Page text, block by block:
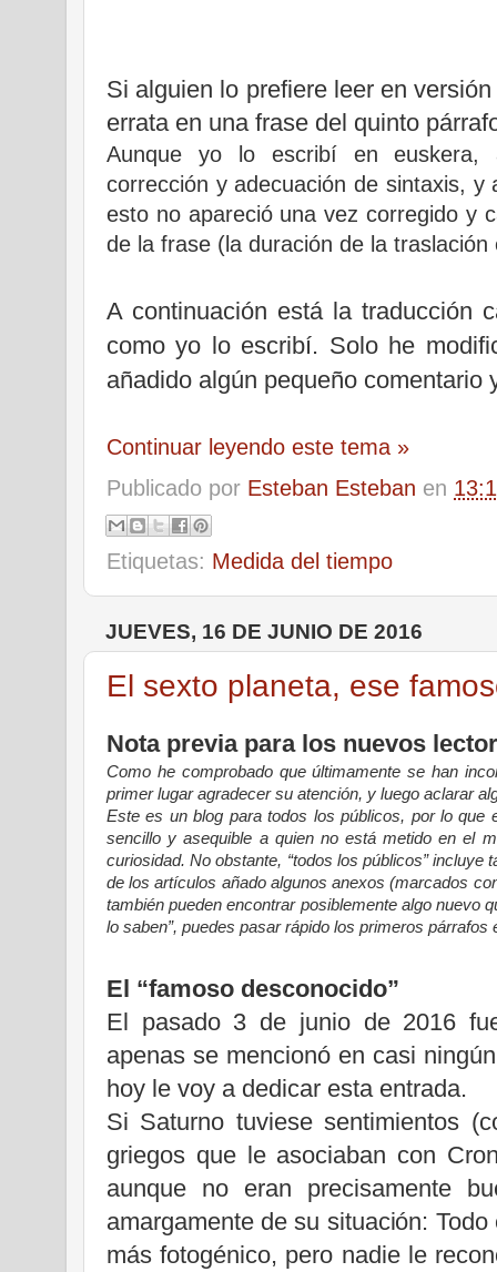
Si alguien lo prefiere leer en
errata en una frase del quinto
Aunque yo lo escribí en euskera,
corrección y adecuación de sintaxis, y
esto no apareció una vez corregido y
de la frase (la duración de la
A continuación está la traducción
como yo lo escribí. Solo he
añadido algún pequeño comentario
Continuar leyendo este tema »
Publicado por Esteban Esteban en
Etiquetas: Medida del tiempo
JUEVES, 16 DE JUNIO DE 2016
El sexto planeta, ese
Nota previa para los nuevos
Como he comprobado que últimamente se han
primer lugar agradecer su atención, y luego aclarar
Este es un blog para todos los públicos, por lo
sencillo y asequible a quien no está metido en el
curiosidad. No obstante, “todos los públicos”
de los artículos añado algunos anexos (marcados
también pueden encontrar posiblemente algo nuevo
lo saben”, puedes pasar rápido los primeros párrafos
El “famoso desconocido”
El pasado 3 de junio de 2016
apenas se mencionó en casi
hoy le voy a dedicar esta entrada.
Si Saturno tuviese sentimientos
griegos que le asociaban con
aunque no eran precisamente
amargamente de su situación:
más fotogénico, pero nadie le